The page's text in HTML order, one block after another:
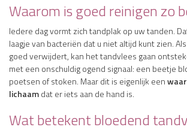
Waarom is goed reinigen zo
Iedere dag vormt zich tandplak op uw tanden.
laagje van bacteriën dat u niet altijd kunt zien.
goed verwijdert, kan het tandvlees gaan
met een onschuldig ogend signaal: een beetje
poetsen of stoken. Maar dit is eigenlijk een
lichaamdat er iets aan de hand is.
Wat betekent bloedend